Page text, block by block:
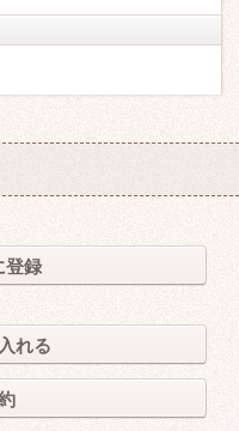
登録
れる